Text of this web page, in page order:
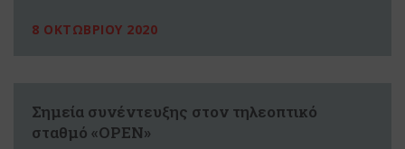
8 ΟΚΤΩΒΡΙΟΥ 2020
Σημεία συνέντευξης στον τηλεοπτικό
σταθμό «OPEN»